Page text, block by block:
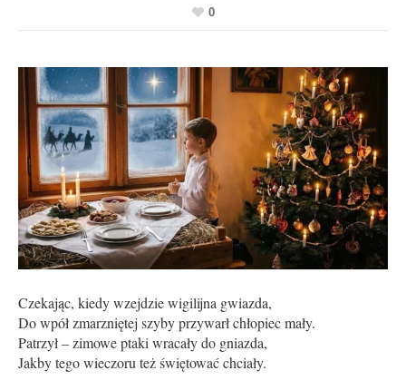
0
Czekając, kiedy wzejdzie wigilijna gwiazda,
Do wpół zmarzniętej szyby przywarł chłopiec mały.
Patrzył – zimowe ptaki wracały do gniazda,
Jakby tego wieczoru też świętować chciały.